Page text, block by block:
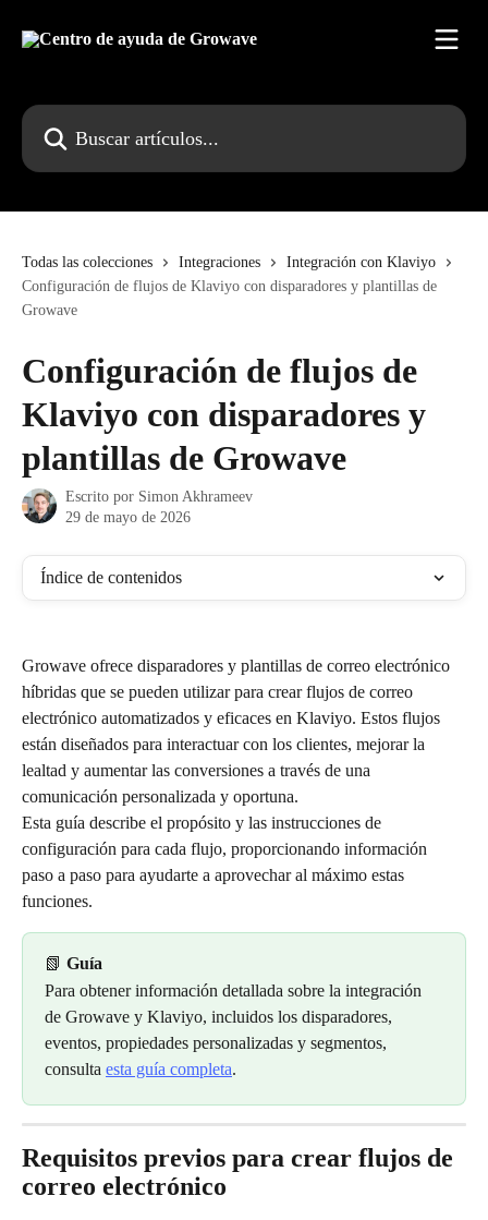
Buscar artículos...
Todas las colecciones Integraciones
Integración con Klaviyo
Configuración de flujos de Klaviyo con disparadores y plantillas de
Growave
Configuración de flujos de
Klaviyo con disparadores y
plantillas de Growave
Escrito por Simon Akhrameev
29 de mayo de 2026
Índice de contenidos
Growave ofrece disparadores y plantillas de correo electrónico
híbridas que se pueden utilizar para crear flujos de correo
electrónico automatizados y eficaces en Klaviyo. Estos flujos
están diseñados para interactuar con los clientes, mejorar la
lealtad y aumentar las conversiones a través de una
comunicación personalizada y oportuna.
Esta guía describe el propósito y las instrucciones de
configuración para cada flujo, proporcionando información
paso a paso para ayudarte a aprovechar al máximo estas
funciones.
📗 Guía
Para obtener información detallada sobre la integración
de Growave y Klaviyo, incluidos los disparadores,
eventos, propiedades personalizadas y segmentos,
consulta esta guía completa.
Requisitos previos para crear flujos de
correo electrónico